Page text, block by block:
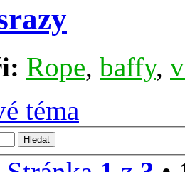
Rope, baffy,
téma